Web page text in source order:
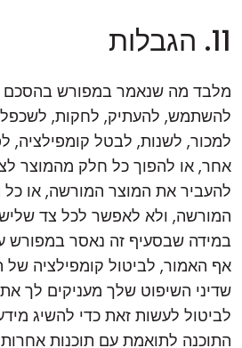
11. הגבלות
מלבד מה שנאמר במפורש בהסכם
להשתמש, להעתיק, לחקות,
למכור, לשנות, לבטל קומפילציה,
אחר, או להפוך כל חלק מהמוצר
להעביר את המוצר המורשה, או
המורשה, ולא לאפשר לכל צד
במידה שבסעיף זה נאסר במפורש
אף האמור, לביטול קומפילציה של
שדיני השיפוט שלך מעניקים לך
לביטול לעשות זאת כדי להשיג
התוכנה לתואמת עם תוכנות